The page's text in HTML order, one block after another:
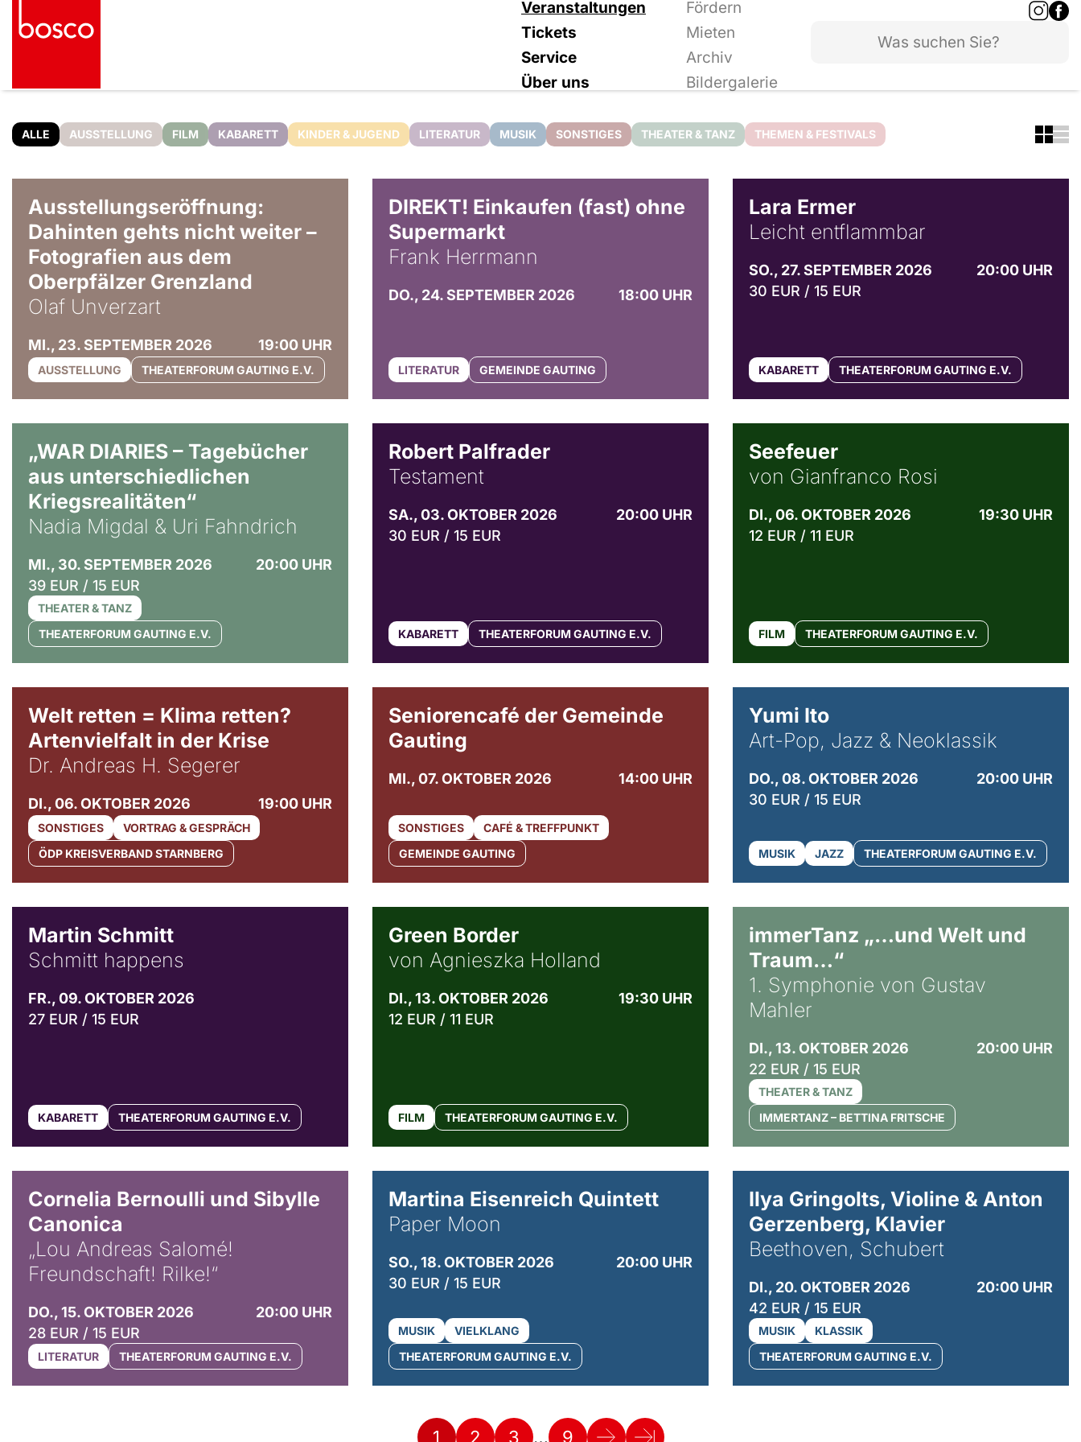
Veranstaltungen
Fördern
Tickets
Mieten
Service
Archiv
Über uns
Bildergalerie
ALLE AUSSTELLUNG FILM KABARETT KINDER & JUGEND LITERATUR MUSIK SONSTIGES THEATER & TANZ THEMEN & FESTIVALS
Ausstellungseröffnung:
Dahinten gehts nicht weiter –
Fotografien aus dem
Oberpfälzer Grenzland
Olaf Unverzart
MI., 23. SEPTEMBER 2026 19:00 UHR
AUSSTELLUNG THEATERFORUM GAUTING E.V.
DIREKT! Einkaufen (fast) ohne
Supermarkt
Frank Herrmann
DO., 24. SEPTEMBER 2026 18:00 UHR
LITERATUR GEMEINDE GAUTING
Lara Ermer
Leicht entflammbar
SO., 27. SEPTEMBER 2026
20:00 UHR
30 EUR / 15 EUR
KABARETT THEATERFORUM GAUTING E.V.
„WAR DIARIES – Tagebücher
aus unterschiedlichen
Kriegsrealitäten“
Nadia Migdal & Uri Fahndrich
MI., 30. SEPTEMBER 2026
20:00 UHR
39 EUR / 15 EUR
THEATER & TANZ
THEATERFORUM GAUTING E.V.
Robert Palfrader
Testament
SA., 03. OKTOBER 2026
20:00 UHR
30 EUR / 15 EUR
KABARETT THEATERFORUM GAUTING E.V.
Seefeuer
von Gianfranco Rosi
DI., 06. OKTOBER 2026
19:30 UHR
12 EUR / 11 EUR
FILM THEATERFORUM GAUTING E.V.
Welt retten = Klima retten?
Artenvielfalt in der Krise
Dr. Andreas H. Segerer
DI., 06. OKTOBER 2026 19:00 UHR
SONSTIGES
VORTRAG & GESPRÄCH
ÖDP KREISVERBAND STARNBERG
Seniorencafé der Gemeinde
Gauting
MI., 07. OKTOBER 2026 14:00 UHR
SONSTIGES
CAFÉ & TREFFPUNKT
GEMEINDE GAUTING
Yumi Ito
Art-Pop, Jazz & Neoklassik
DO., 08. OKTOBER 2026
20:00 UHR
30 EUR / 15 EUR
MUSIK JAZZ THEATERFORUM GAUTING E.V.
Martin Schmitt
Schmitt happens
FR., 09. OKTOBER 2026
27 EUR / 15 EUR
KABARETT THEATERFORUM GAUTING E.V.
Green Border
von Agnieszka Holland
DI., 13. OKTOBER 2026
19:30 UHR
12 EUR / 11 EUR
FILM THEATERFORUM GAUTING E.V.
immerTanz „…und Welt und
Traum…“
1. Symphonie von Gustav
Mahler
DI., 13. OKTOBER 2026
20:00 UHR
22 EUR / 15 EUR
THEATER & TANZ
IMMERTANZ – BETTINA FRITSCHE
Cornelia Bernoulli und Sibylle
Canonica
„Lou Andreas Salomé!
Freundschaft! Rilke!“
DO., 15. OKTOBER 2026
20:00 UHR
28 EUR / 15 EUR
LITERATUR THEATERFORUM GAUTING E.V.
Martina Eisenreich Quintett
Paper Moon
SO., 18. OKTOBER 2026
20:00 UHR
30 EUR / 15 EUR
MUSIK
VIELKLANG
THEATERFORUM GAUTING E.V.
Ilya Gringolts, Violine & Anton
Gerzenberg, Klavier
Beethoven, Schubert
DI., 20. OKTOBER 2026
20:00 UHR
42 EUR / 15 EUR
MUSIK
KLASSIK
THEATERFORUM GAUTING E.V.
1 2 3 … 9